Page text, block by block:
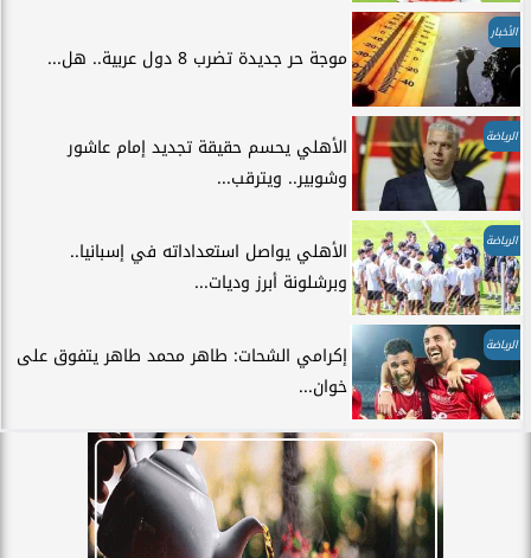
الأخبار
موجة حر جديدة تضرب 8 دول عربية.. هل...
الرياضة
الأهلي يحسم حقيقة تجديد إمام عاشور
وشوبير.. ويترقب...
الرياضة
الأهلي يواصل استعداداته في إسبانيا..
وبرشلونة أبرز وديات...
الرياضة
إكرامي الشحات: طاهر محمد طاهر يتفوق على
خوان...